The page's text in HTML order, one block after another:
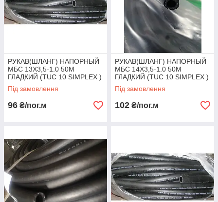
РУКАВ(ШЛАНГ) НАПОРНЫЙ
МБС 13Х3,5-1.0 50М
ГЛАДКИЙ (TUC 10 SIMPLEX )
Під замовлення
96 ₴/пог.м
РУКАВ(ШЛАНГ) НАПОРНЫЙ
МБС 14Х3,5-1.0 50М
ГЛАДКИЙ (TUC 10 SIMPLEX )
Під замовлення
102 ₴/пог.м